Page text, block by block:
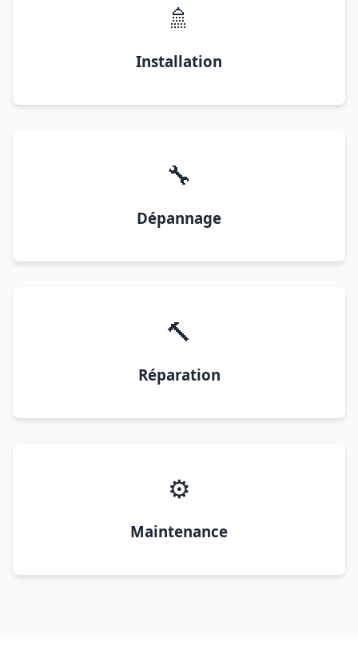
🚿
Installation
🔧
Dépannage
🔨
Réparation
⚙️
Maintenance